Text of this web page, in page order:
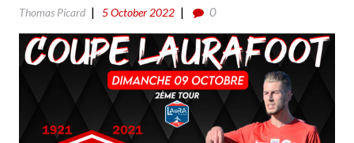
Thomas Picard 5 October 2022 0